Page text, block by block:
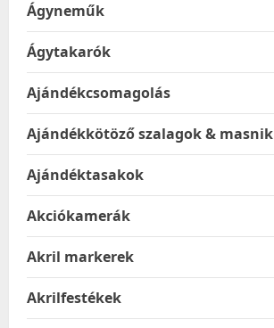
Ágyneműk
Ágytakarók
Ajándékcsomagolás
Ajándékkötöző szalagok & masnik
Ajándéktasakok
Akciókamerák
Akril markerek
Akrilfestékek